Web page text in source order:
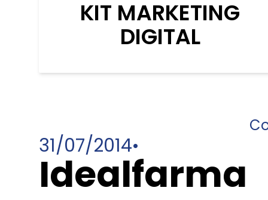
KIT MARKETING
DIGITAL
31/07/2014•
Idealfarma